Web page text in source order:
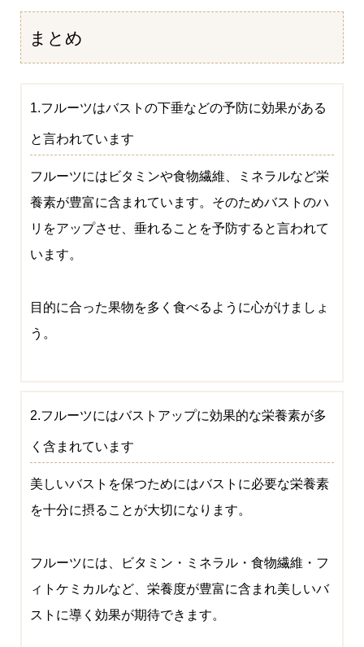
まとめ
1.フルーツはバストの下垂などの予防に効果がある
と言われています
フルーツにはビタミンや食物繊維、ミネラルなど栄
養素が豊富に含まれています。そのためバストのハ
リをアップさせ、垂れることを予防すると言われて
います。
目的に合った果物を多く食べるように心がけましょ
う。
2.フルーツにはバストアップに効果的な栄養素が多
く含まれています
美しいバストを保つためにはバストに必要な栄養素
を十分に摂ることが大切になります。
フルーツには、ビタミン・ミネラル・食物繊維・フ
ィトケミカルなど、栄養度が豊富に含まれ美しいバ
ストに導く効果が期待できます。